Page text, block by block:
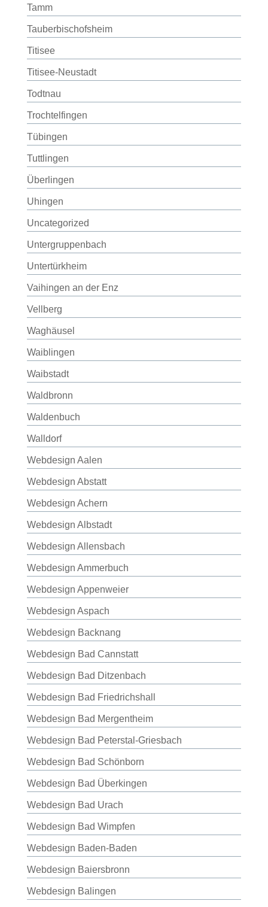
Tamm
Tauberbischofsheim
Titisee
Titisee-Neustadt
Todtnau
Trochtelfingen
Tübingen
Tuttlingen
Überlingen
Uhingen
Uncategorized
Untergruppenbach
Untertürkheim
Vaihingen an der Enz
Vellberg
Waghäusel
Waiblingen
Waibstadt
Waldbronn
Waldenbuch
Walldorf
Webdesign Aalen
Webdesign Abstatt
Webdesign Achern
Webdesign Albstadt
Webdesign Allensbach
Webdesign Ammerbuch
Webdesign Appenweier
Webdesign Aspach
Webdesign Backnang
Webdesign Bad Cannstatt
Webdesign Bad Ditzenbach
Webdesign Bad Friedrichshall
Webdesign Bad Mergentheim
Webdesign Bad Peterstal-Griesbach
Webdesign Bad Schönborn
Webdesign Bad Überkingen
Webdesign Bad Urach
Webdesign Bad Wimpfen
Webdesign Baden-Baden
Webdesign Baiersbronn
Webdesign Balingen